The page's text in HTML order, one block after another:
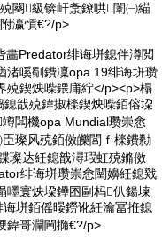
闋級锛屽洜鐐哄闈㈠緢
瀛愩€?/p>
畵Predator绯诲垪鎴伴澊閲
渚嗘劅鐨凜opa 19绯诲垪瓒
殑鍥炴喍鍡庯紵</p><p>榻
戠殑鍏掓檪鍥炴喍銆傛垜
闆機opa Mundial瓒崇悆
璨风殑銆傚皪閭ｆ檪鐨勬
璨达紝鎴戠潯瑕虹殑鏅傚
绯诲垪瓒崇悆闉嬶紝鎴戣
嚜寰炴垜鑸囨剾杩仈鍚堜
垪銆傜暥鐒讹紝瀹冨拰鎴
鍏哥灛闁撱€?/p>